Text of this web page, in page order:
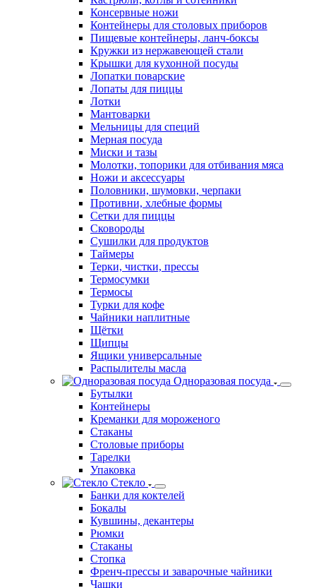
Консервные ножи
Контейнеры для столовых приборов
Пищевые контейнеры, ланч-боксы
Кружки из нержавеющей стали
Крышки для кухонной посуды
Лопатки поварские
Лопаты для пиццы
Лотки
Мантоварки
Мельницы для специй
Мерная посуда
Миски и тазы
Молотки, топорики для отбивания мяса
Ножи и аксессуары
Половники, шумовки, черпаки
Противни, хлебные формы
Сетки для пиццы
Сковороды
Сушилки для продуктов
Таймеры
Терки, чистки, прессы
Термосумки
Термосы
Турки для кофе
Чайники наплитные
Щётки
Щипцы
Ящики универсальные
Распылителы масла
Одноразовая посуда
Бутылки
Контейнеры
Креманки для мороженого
Стаканы
Столовые приборы
Тарелки
Упаковка
Стекло
Банки для коктелей
Бокалы
Кувшины, декантеры
Рюмки
Стаканы
Стопка
Френч-прессы и заварочные чайники
Чашки